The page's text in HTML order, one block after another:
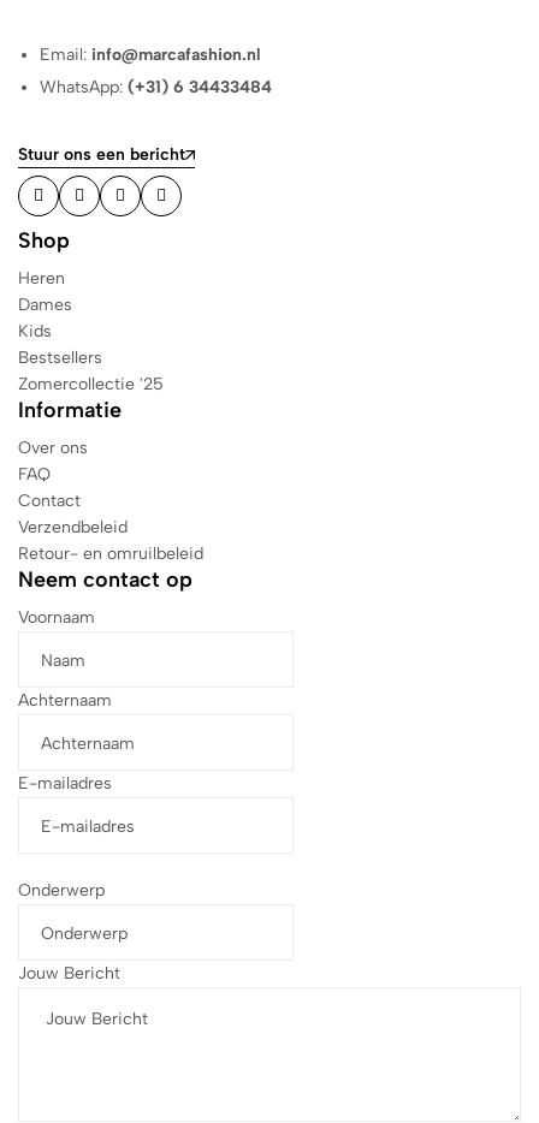
Email: info@marcafashion.nl
WhatsApp:(+31) 6 34433484
Stuur ons een bericht
Shop
Heren
Dames
Kids
Bestsellers
Zomercollectie '25
Informatie
Over ons
FAQ
Contact
Verzendbeleid
Retour- en omruilbeleid
Neem contact op
Voornaam
Achternaam
E-mailadres
Onderwerp
Jouw Bericht